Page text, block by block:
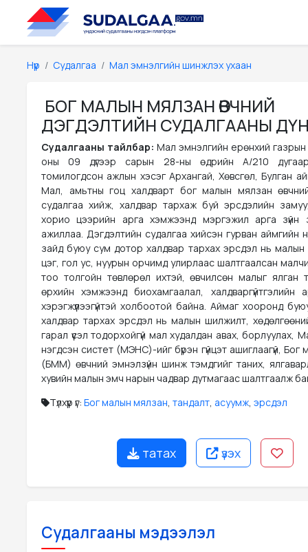
Нүүр Судалгаа Мал эмнэлгийн шинжлэх ухаан
БОГ МАЛЫН МЯЛЗАН ӨВЧНИЙ
ДЭГДЭЛТИЙН СУДАЛГААНЫ
Судалгааны тайлбар: Мал эмнэлгийн ерөнхий
оны 09 дүгээр сарын 28-ны өдрийн А/210
томилогдсон ажлын хэсэг Архангай, Хөвсгөл, Булган
Мал, амьтны гоц халдварт бог малын мялзан
судалгаа хийж, халдвар тархаж буй эрсдэлийн
хорио цээрийн арга хэмжээнд мэргэжил арга зүйн
ажиллаа. Дэгдэлтийн судалгаа хийсэн гурван аймгийн
зайд буюу сум дотор халдвар тархах эрсдэл нь малын
цэг, гол ус, нуурын орчимд улирлаас шалтгаалсан
тоо толгойн төвлөрөл ихтэй, өвчилсөн малыг ялган
өрхийн хэмжээнд биохамгаалал, халдваргүйтгэлийн
хэрэгжүүлээгүйтэй холбоотой байна. Аймаг хооронд
халдвар тархах эрсдэл нь малын шилжилт,
гарал үүсэл тодорхойгүй мал худалдан авах, борлуулах,
нэгдсэн систет (МЭНС)-ийг бүрэн гүйцэт ашиглаагүй,
(БММ) өвчний эмнэлзүйн шинж тэмдгийг таних,
хувийн малын эмч нарын чадвар дутмагаас шалтгаалж
Түлхүүр үг: Бог малын мялзан, тандалт, асуумж, эрсдэл
татах үзэх
Судалгааны мэдээлэл